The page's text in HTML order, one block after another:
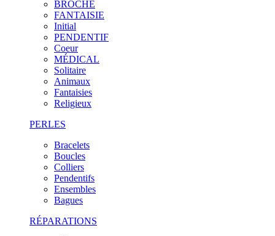
BROCHE
FANTAISIE
Initial
PENDENTIF
Coeur
MÉDICAL
Solitaire
Animaux
Fantaisies
Religieux
PERLES
Bracelets
Boucles
Colliers
Pendentifs
Ensembles
Bagues
RÉPARATIONS